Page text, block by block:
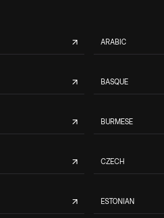
ARABIC
BASQUE
BURMESE
CZECH
ESTONIAN